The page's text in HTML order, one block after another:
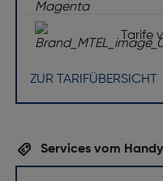
Tarife
ZUR TARIFÜBERSICHT
Services vom